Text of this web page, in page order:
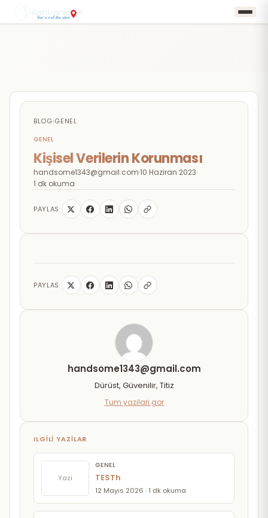
BLOG›GENEL
GENEL
Kişisel Verilerin Korunması
handsome1343@gmail.com·10 Haziran 2023·
1 dk okuma
PAYLAS
PAYLAS
handsome1343@gmail.com
Dürüst, Güvenilir, Titiz
Tum yazilari gor
ILGILI YAZILAR
Yazi
GENEL
TESTh
12 Mayıs 2026 · 1 dk okuma